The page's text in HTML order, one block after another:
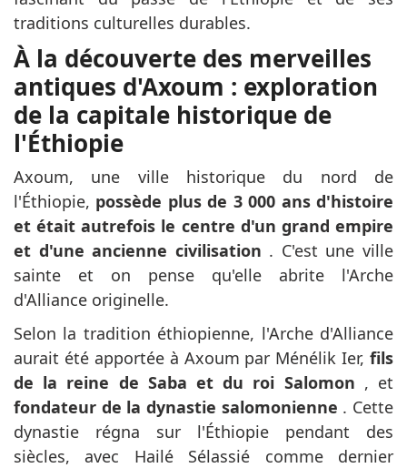
traditions culturelles durables.
À la découverte des merveilles
antiques d'Axoum : exploration
de la capitale historique de
l'Éthiopie
Axoum, une ville historique du nord de
l'Éthiopie, possède plus de 3 000 ans d'histoire
et était autrefois le centre d'un grand empire
et d'une ancienne civilisation . C'est une ville
sainte et on pense qu'elle abrite l'Arche
d'Alliance originelle.
Selon la tradition éthiopienne, l'Arche d'Alliance
aurait été apportée à Axoum par Ménélik Ier, fils
de la reine de Saba et du roi Salomon , et
fondateur de la dynastie salomonienne . Cette
dynastie régna sur l'Éthiopie pendant des
siècles, avec Hailé Sélassié comme dernier